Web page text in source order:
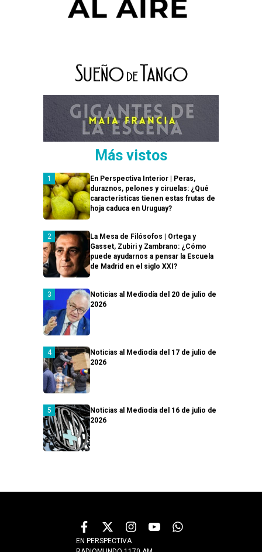
Más vistos
En Perspectiva Interior | Peras,
duraznos, pelones y ciruelas: ¿Qué
características tienen estas frutas de
hoja caduca en Uruguay?
La Mesa de Filósofos | Ortega y
Gasset, Zubiri y Zambrano: ¿Cómo
puede ayudarnos a pensar la Escuela
de Madrid en el siglo XXI?
Noticias al Mediodía del 20 de julio de
2026
Noticias al Mediodía del 17 de julio de
2026
Noticias al Mediodía del 16 de julio de
2026
EN PERSPECTIVA